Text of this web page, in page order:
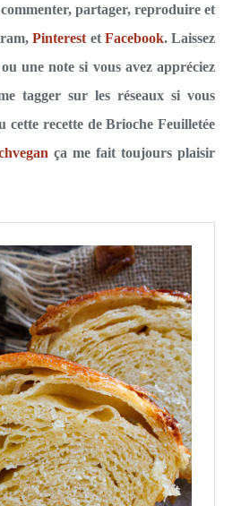
commenter, partager, reproduire et
Pinterest et Facebook. Laissez
une note si vous avez appréciez
tagger sur les réseaux si vous
cette recette de Brioche Feuilletée
ça me fait toujours plaisir